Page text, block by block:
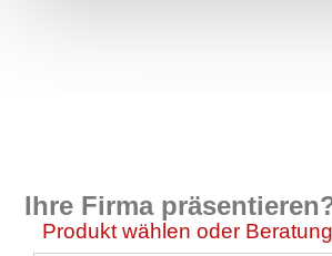
Ihre Firma
Produkt wählen oder